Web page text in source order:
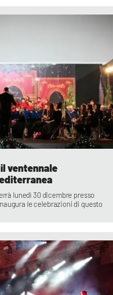
ventennale
lunedì 30 dicembre presso
le celebrazioni di questo